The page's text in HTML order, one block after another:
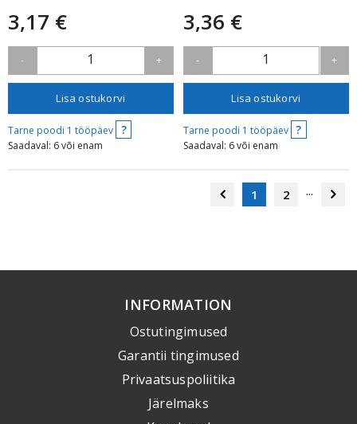
3,17 €
- 1 +
Lisa ostukorvi
Tarne poodi 1 tööpäev ?
Saadaval: 6 või enam
3,36 €
- 1 +
Lisa ostukorvi
Tarne poodi 1 tööpäev ?
Saadaval: 6 või enam
1 2 ...
INFORMATION
Ostutingimused
Garantii tingimused
Privaatsuspoliitika
Järelmaks